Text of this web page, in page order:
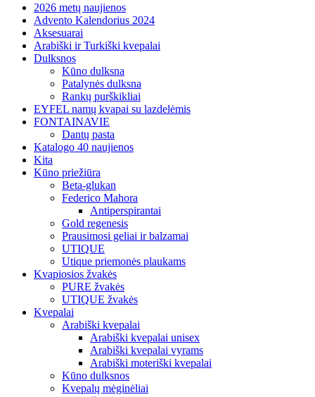
2026 metų naujienos
Advento Kalendorius 2024
Aksesuarai
Arabiški ir Turkiški kvepalai
Dulksnos
Kūno dulksna
Patalynės dulksna
Rankų purškikliai
EYFEL namų kvapai su lazdelėmis
FONTAINAVIE
Dantų pasta
Katalogo 40 naujienos
Kita
Kūno priežiūra
Beta-glukan
Federico Mahora
Antiperspirantai
Gold regenesis
Prausimosi geliai ir balzamai
UTIQUE
Utique priemonės plaukams
Kvapiosios žvakės
PURE žvakės
UTIQUE žvakės
Kvepalai
Arabiški kvepalai
Arabiški kvepalai unisex
Arabiški kvepalai vyrams
Arabiški moteriški kvepalai
Kūno dulksnos
Kvepalų mėginėliai